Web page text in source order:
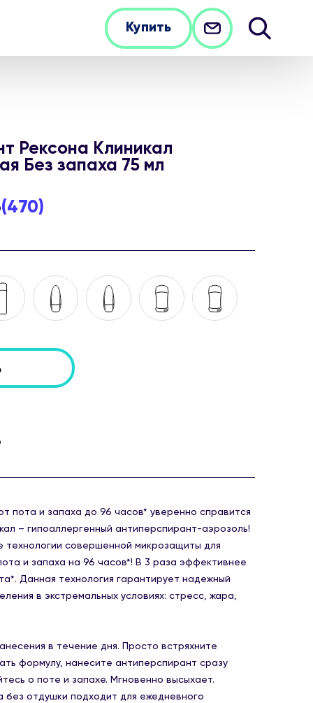
Купить
Рексона Клиникал
Без запаха 75 мл
(470)
пота и запаха до 96 часов* уверенно справится
– гипоаллергенный антиперспирант-аэрозоль!
совершенной микрозащиты для
и запаха на 96 часов*! В 3 раза эффективнее
Данная технология гарантирует надежный
в экстремальных условиях: стресс, жара,
в течение дня. Просто встряхните
формулу, нанесите антиперспирант сразу
о поте и запахе. Мгновенно высыхает.
без отдушки подходит для ежедневного